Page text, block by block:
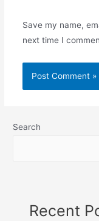
Save my name,
next time I
Search
Recent